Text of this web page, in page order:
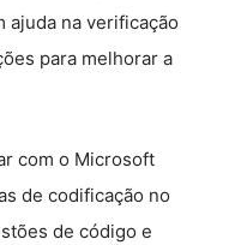
ajuda na verificação
para melhorar a
com o Microsoft
de codificação no
de código e